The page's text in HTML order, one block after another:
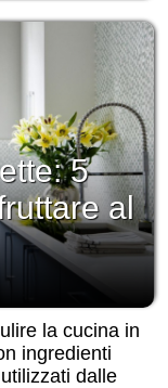
5
al
la cucina in
ingredienti
dalle